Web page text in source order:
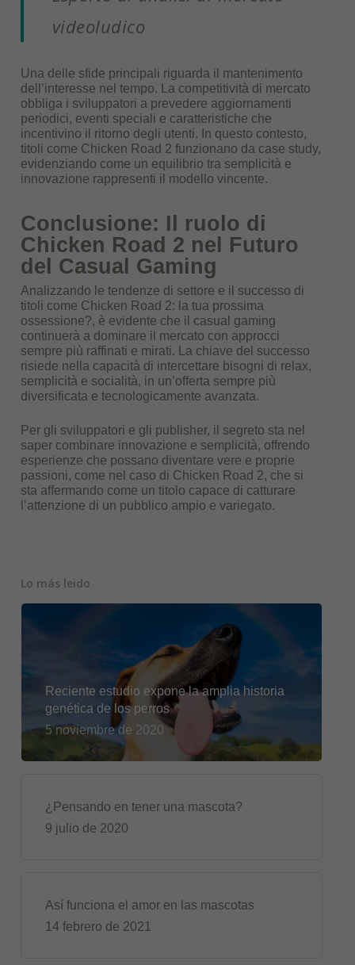
videoludico
Una delle sfide principali riguarda il mantenimento
dell’interesse nel tempo. La competitività di mercato
obbliga i sviluppatori a prevedere aggiornamenti
periodici, eventi speciali e caratteristiche che
incentivino il ritorno degli utenti. In questo contesto,
titoli come Chicken Road 2 funzionano da case study,
evidenziando come un equilibrio tra semplicità e
innovazione rappresenti il modello vincente.
Conclusione: Il ruolo di
Chicken Road 2 nel Futuro
del Casual Gaming
Analizzando le tendenze di settore e il successo di
titoli come Chicken Road 2: la tua prossima
ossessione?, è evidente che il casual gaming
continuerà a dominare il mercato con approcci
sempre più raffinati e mirati. La chiave del successo
risiede nella capacità di intercettare bisogni di relax,
semplicità e socialità, in un’offerta sempre più
diversificata e tecnologicamente avanzata.
Per gli sviluppatori e gli publisher, il segreto sta nel
saper combinare innovazione e semplicità, offrendo
esperienze che possano diventare vere e proprie
passioni, come nel caso di Chicken Road 2, che si
sta affermando come un titolo capace di catturare
l’attenzione di un pubblico ampio e variegato.
Lo más leido
Reciente estudio expone la amplia historia
genética de los perros
5 noviembre de 2020
¿Pensando en tener una mascota?
9 julio de 2020
Así funciona el amor en las mascotas
14 febrero de 2021